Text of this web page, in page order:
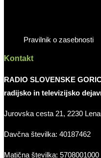
Pravilnik o zasebnosti
Kontakt
RADIO SLOVENSKE
radijsko in televizijsko
Jurovska cesta 21, 2230
Davčna številka: 40187462
Matična številka: 5708001000